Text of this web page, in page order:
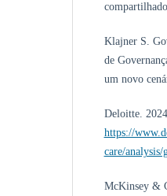
Klajner S.
de
um novo
Deloitte.
https://
care/
McKinsey &